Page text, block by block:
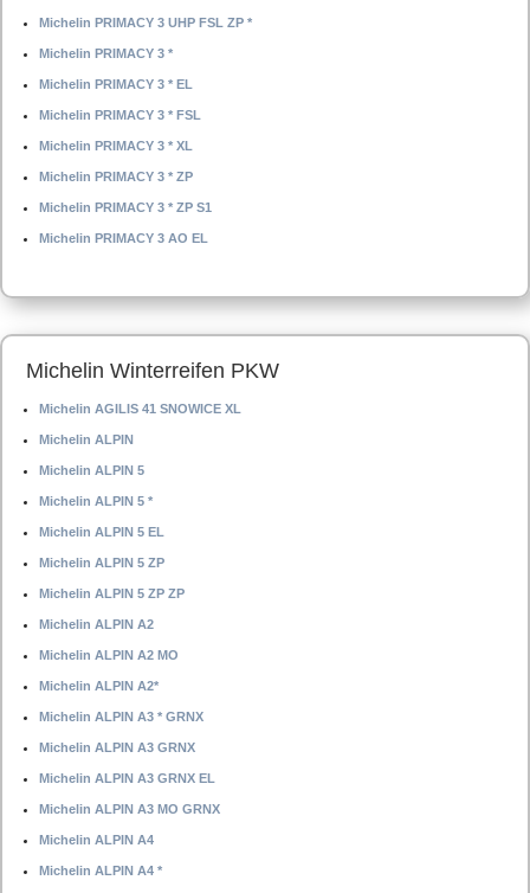
Michelin PRIMACY 3 UHP FSL ZP *
Michelin PRIMACY 3 *
Michelin PRIMACY 3 * EL
Michelin PRIMACY 3 * FSL
Michelin PRIMACY 3 * XL
Michelin PRIMACY 3 * ZP
Michelin PRIMACY 3 * ZP S1
Michelin PRIMACY 3 AO EL
Michelin Winterreifen PKW
Michelin AGILIS 41 SNOWICE XL
Michelin ALPIN
Michelin ALPIN 5
Michelin ALPIN 5 *
Michelin ALPIN 5 EL
Michelin ALPIN 5 ZP
Michelin ALPIN 5 ZP ZP
Michelin ALPIN A2
Michelin ALPIN A2 MO
Michelin ALPIN A2*
Michelin ALPIN A3 * GRNX
Michelin ALPIN A3 GRNX
Michelin ALPIN A3 GRNX EL
Michelin ALPIN A3 MO GRNX
Michelin ALPIN A4
Michelin ALPIN A4 *